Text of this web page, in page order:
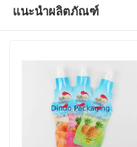
แนะนำผลิตภัณฑ์